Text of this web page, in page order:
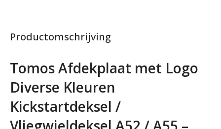
Productomschrijving
Tomos Afdekplaat met Logo
Diverse Kleuren
Kickstartdeksel /